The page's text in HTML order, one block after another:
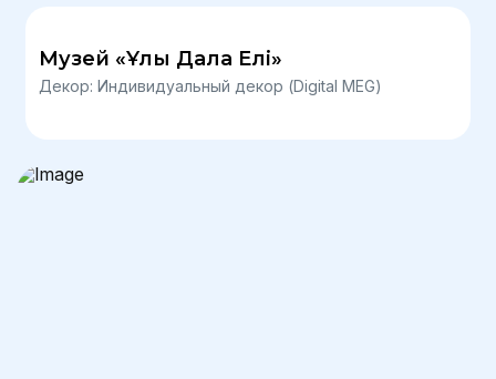
Музей «Ұлы Дала Елі»
Декор: Индивидуальный декор (Digital MEG)